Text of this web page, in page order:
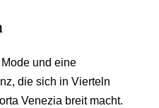
und eine
die sich in Vierteln
Venezia breit macht.